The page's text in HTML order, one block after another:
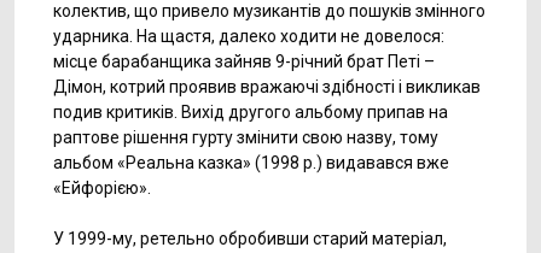
колектив, що привело музикантів до пошуків змінного
ударника. На щастя, далеко ходити не довелося:
місце барабанщика зайняв 9-річний брат Петі –
Дімон, котрий проявив вражаючі здібності і викликав
подив критиків. Вихід другого альбому припав на
раптове рішення гурту змінити свою назву, тому
альбом «Реальна казка» (1998 р.) видавався вже
«Ейфорією».
У 1999-му, ретельно обробивши старий матеріал,